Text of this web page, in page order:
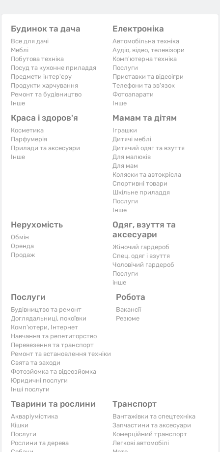
Будинок та дача
Все для дачі
Меблі
Побутова техніка
Посуд та кухонне приладдя
Предмети інтер'єру
Продукти харчування
Ремонт та будівництво
Iнше
Електроніка
Автомобільна техніка
Аудіо, відео, телевізори
Комп'ютерна техніка
Послуги
Приставки та відеоігри
Телефони та зв'язок
Фотоапарати
Iнше
Краса і здоров'я
Косметика
Парфумерія
Прилади та аксесуари
Iнше
Мамам та дітям
Іграшки
Дитячі меблі
Дитячий одяг та взуття
Для малюків
Для мам
Коляски та автокрісла
Спортивні товари
Шкільне приладдя
Послуги
Iнше
Нерухомість
Обмін
Оренда
Продаж
Одяг, взуття та
аксесуари
Жіночий гардероб
Спец. одяг і взуття
Чоловічий гардероб
Послуги
інше
Послуги
Будівництво та ремонт
Доглядальниці, покоївки
Комп'ютери, Інтернет
Навчання та репетиторство
Перевезення та транспорт
Ремонт та встановлення техніки
Свята та заходи
Фотозйомка та відеозйомка
Юридичні послуги
Інші послуги
Робота
Вакансії
Резюме
Тварини та рослини
Акваріумістика
Кішки
Послуги
Рослини та дерева
Транспорт
Вантажівки та спецтехніка
Запчастини та аксесуари
Комерційний транспорт
Легкові автомобілі